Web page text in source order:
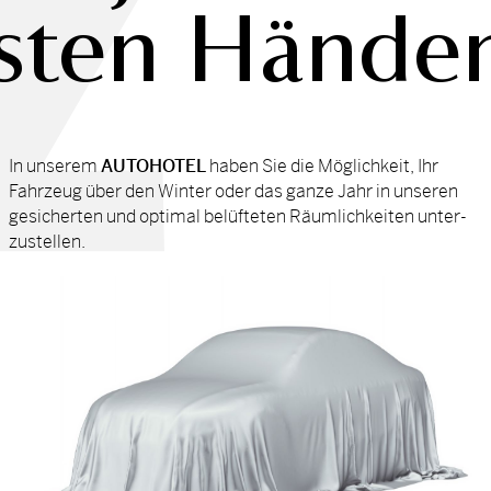
In un­se­remAU­TO­HO­TELha­ben Sie die Mög­lich­keit, Ihr
Fahrzeug über den Win­ter oder das gan­ze Jahr in un­se­ren
ge­si­cher­ten und op­ti­mal be­lüf­te­ten Räum­lich­kei­ten un­ter­
zu­stel­len.